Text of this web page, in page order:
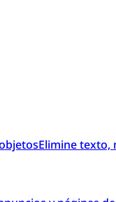
Elimine texto,